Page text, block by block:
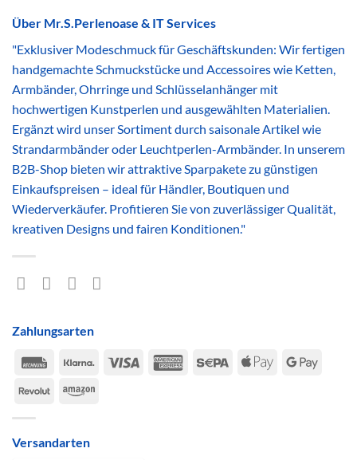
Über Mr.S.Perlenoase & IT Services
"Exklusiver Modeschmuck für Geschäftskunden: Wir fertigen
handgemachte Schmuckstücke und Accessoires wie Ketten,
Armbänder, Ohrringe und Schlüsselanhänger mit
hochwertigen Kunstperlen und ausgewählten Materialien.
Ergänzt wird unser Sortiment durch saisonale Artikel wie
Strandarmbänder oder Leuchtperlen-Armbänder. In unserem
B2B-Shop bieten wir attraktive Sparpakete zu günstigen
Einkaufspreisen – ideal für Händler, Boutiquen und
Wiederverkäufer. Profitieren Sie von zuverlässiger Qualität,
kreativen Designs und fairen Konditionen."
Zahlungsarten
Rechung
Klarna Visa
American Sepa
Apple
Google
RevolutAmazon
Versandarten